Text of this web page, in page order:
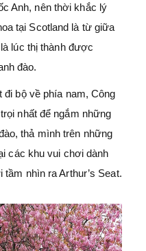
Anh, nên thời khắc lý
tại Scotland là từ giữa
lúc thị thành được
đào.
bộ về phía nam, Công
nhất để ngắm những
thả mình trên những
các khu vui chơi dành
nhìn ra Arthur’s Seat.